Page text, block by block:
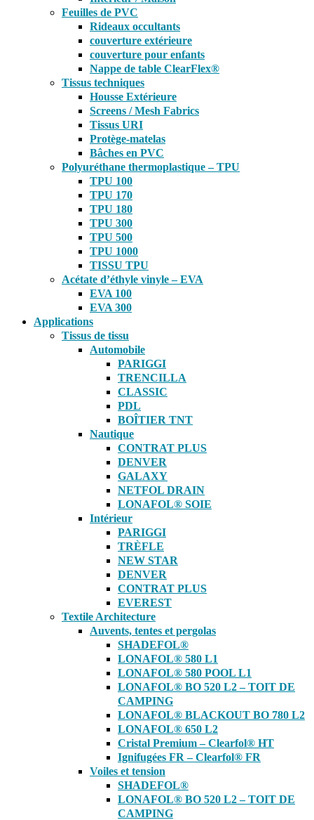
Feuilles de PVC
Rideaux occultants
couverture extérieure
couverture pour enfants
Nappe de table ClearFlex®
Tissus techniques
Housse Extérieure
Screens / Mesh Fabrics
Tissus URI
Protège-matelas
Bâches en PVC
Polyuréthane thermoplastique – TPU
TPU 100
TPU 170
TPU 180
TPU 300
TPU 500
TPU 1000
TISSU TPU
Acétate d’éthyle vinyle – EVA
EVA 100
EVA 300
Applications
Tissus de tissu
Automobile
PARIGGI
TRENCILLA
CLASSIC
PDL
BOÎTIER TNT
Nautique
CONTRAT PLUS
DENVER
GALAXY
NETFOL DRAIN
LONAFOL® SOIE
Intérieur
PARIGGI
TRÈFLE
NEW STAR
DENVER
CONTRAT PLUS
EVEREST
Textile Architecture
Auvents, tentes et pergolas
SHADEFOL®
LONAFOL® 580 L1
LONAFOL® 580 POOL L1
LONAFOL® BO 520 L2 – TOIT DE
CAMPING
LONAFOL® BLACKOUT BO 780 L2
LONAFOL® 650 L2
Cristal Premium – Clearfol® HT
Ignifugées FR – Clearfol® FR
Voiles et tension
SHADEFOL®
LONAFOL® BO 520 L2 – TOIT DE
CAMPING